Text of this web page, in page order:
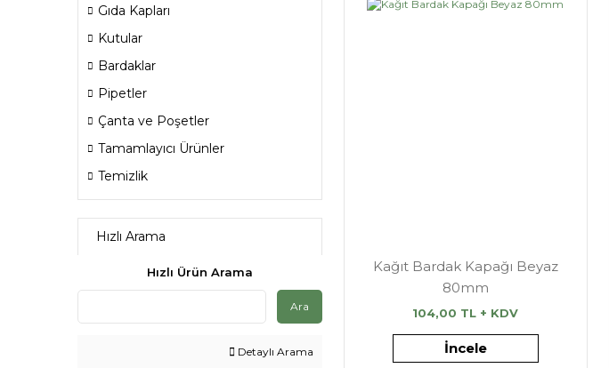
Gıda Kapları
Kutular
Bardaklar
Pipetler
Çanta ve Poşetler
Tamamlayıcı Ürünler
Temizlik
Hızlı Arama
Hızlı Ürün Arama
Ara
Detaylı Arama
Kağıt Bardak Kapağı Beyaz
80mm
104,00 TL + KDV
İncele